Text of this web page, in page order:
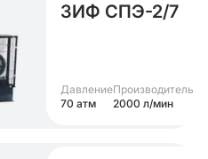
ЗИФ СПЭ-2/7
Давление
70 атм
2000 л/мин